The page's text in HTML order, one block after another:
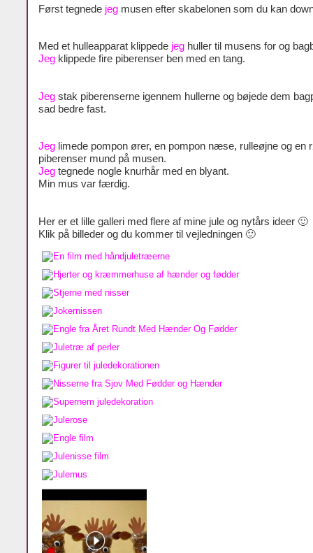
Først tegnede jeg musen efter skabelonen som du kan
Med et hulleapparat klippede jeg huller til musens for og
Jeg klippede fire piberenser ben med en tang.
Jeg stak piberenserne igennem hullerne og bøjede dem
sad bedre fast.
Jeg limede pompon ører, en pompon næse, rulleøjne og en
piberenser mund på musen.
Jeg tegnede nogle knurhår med en blyant.
Min mus var færdig.
Her er et lille galleri med flere af mine jule og nytårs ideer 🙂
Klik på billeder og du kommer til vejledningen 🙂